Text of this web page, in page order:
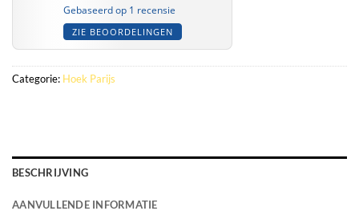
Gebaseerd op 1 recensie
ZIE BEOORDELINGEN
Categorie: Hoek Parijs
BESCHRIJVING
AANVULLENDE INFORMATIE